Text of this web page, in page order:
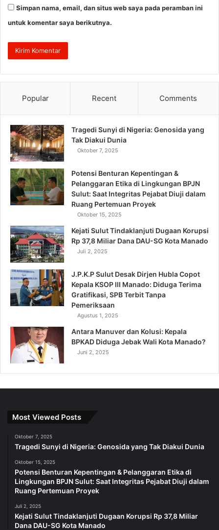
Simpan nama, email, dan situs web saya pada peramban ini
untuk komentar saya berikutnya.
Popular Recent Comments
Tragedi Sunyi di Nigeria: Genosida yang
Tak Diakui Dunia
Oktober 7, 2025
Potensi Benturan Kepentingan &
Pelanggaran Etika di Lingkungan BPJN
Sulut: Saat Integritas Pejabat Diuji dalam
Ruang Pertemuan Proyek
Oktober 15, 2025
Kejati Sulut Tindaklanjuti Dugaan Korupsi
Rp 37,8 Miliar Dana DAU-SG Kota Manado
Juli 2, 2025
J.P.K.P Sulut Desak Dirjen Hubla Copot
Kepala KSOP III Manado: Diduga Terima
Gratifikasi, SPB Terbit Tanpa
Pemeriksaan
Agustus 1, 2025
Antara Manuver dan Kolusi: Kepala
BPKAD Diduga Jebak Wali Kota Manado?
Juni 2, 2025
Most Viewed Posts
Oktober 7, 2025
Tragedi Sunyi di Nigeria: Genosida yang Tak Diakui Dunia
Oktober 15, 2025
Potensi Benturan Kepentingan & Pelanggaran Etika di
Lingkungan BPJN Sulut: Saat Integritas Pejabat Diuji dalam
Ruang Pertemuan Proyek
Juli 2, 2025
Kejati Sulut Tindaklanjuti Dugaan Korupsi Rp 37,8 Miliar
Dana DAU-SG Kota Manado